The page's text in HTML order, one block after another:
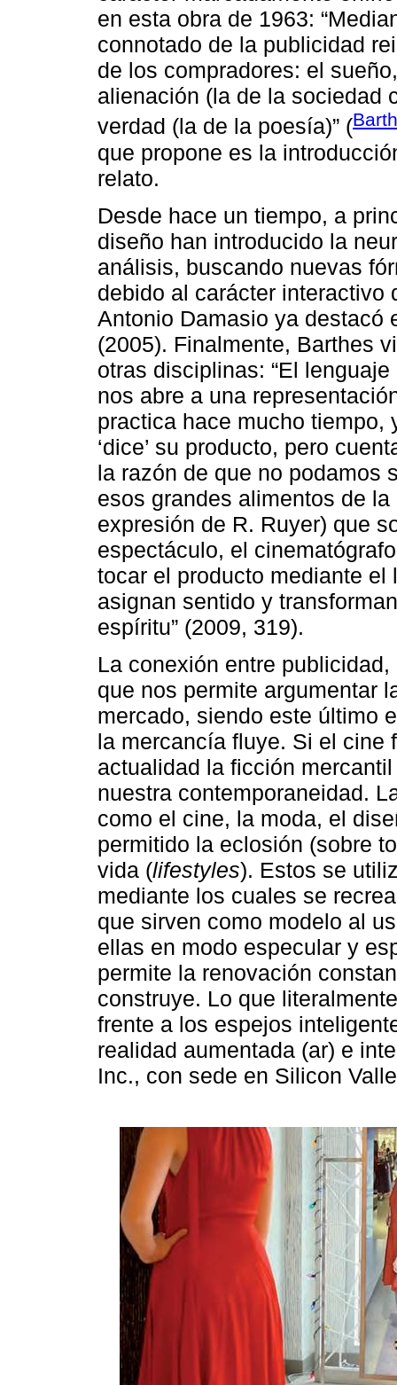
en esta obra de 1963:
connotado de la publicidad
de los compradores: el
alienación (la de la sociedad
verdad (la de la poesía)” (
que propone es la
relato.
Desde hace un tiempo, a
diseño han introducido la
análisis, buscando nuevas
debido al carácter interactivo
Antonio Damasio ya destacó
(2005). Finalmente, Barthes
otras disciplinas: “El lenguaje
nos abre a una
practica hace mucho tiempo,
‘dice’ su producto, pero
la razón de que no podamos
esos grandes alimentos de
expresión de R. Ruyer) que
espectáculo, el
tocar el producto mediante
asignan sentido y
espíritu” (2009, 319).
La conexión entre
que nos permite argumentar
mercado, siendo este último
la mercancía fluye. Si el cine
actualidad la ficción
nuestra contemporaneidad.
como el cine, la moda, el
permitido la eclosión (sobre
vida (lifestyles). Estos se
mediante los cuales se
que sirven como modelo al
ellas en modo especular y
permite la renovación
construye. Lo que
frente a los espejos
realidad aumentada (ar) e
Inc., con sede en Silicon